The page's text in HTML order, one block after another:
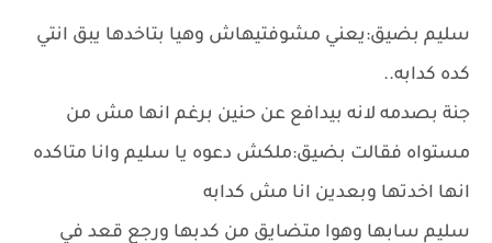
سليم بضيق:يعني مشوفتيهاش وهيا بتاخدها يبق انتي
كده كدابه..
جنة بصدمه لانه بيدافع عن حنين برغم انها مش من
مستواه فقالت بضيق:ملكش دعوه يا سليم وانا متاكده
انها اخدتها وبعدين انا مش كدابه
سليم سابها وهوا متضايق من كدبها ورجع قعد في